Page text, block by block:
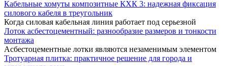
Кабельные хомуты композитные КХК 3: надежная фиксация
силового кабеля в треугольник
Когда силовая кабельная линия работает под серьезной
Лоток асбестоцементный: разнообразие размеров и тонкости
монтажа
Асбестоцементные лотки являются незаменимым элементом
Тротуарная плитка: практичное решение для города и